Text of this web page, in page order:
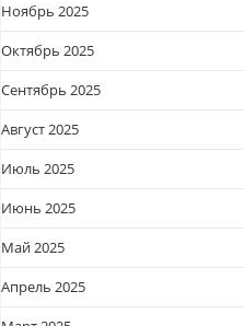
Ноябрь 2025
Октябрь 2025
Сентябрь 2025
Август 2025
Июль 2025
Июнь 2025
Май 2025
Апрель 2025